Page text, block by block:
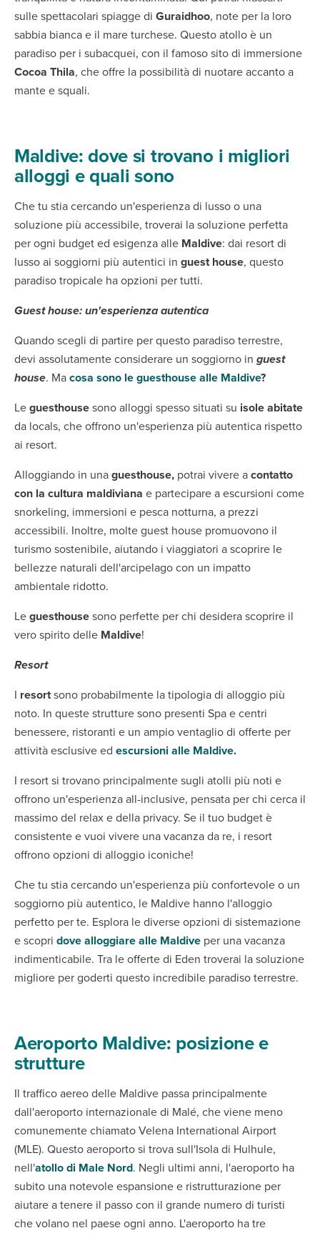
sulle spettacolari spiagge di Guraidhoo, note per la loro
sabbia bianca e il mare turchese. Questo atollo è un
paradiso per i subacquei, con il famoso sito di immersione
Cocoa Thila, che offre la possibilità di nuotare accanto a
mante e squali.
Maldive: dove si trovano i migliori
alloggi e quali sono
Che tu stia cercando un'esperienza di lusso o una
soluzione più accessibile, troverai la soluzione perfetta
per ogni budget ed esigenza alle Maldive: dai resort di
lusso ai soggiorni più autentici in guest house, questo
paradiso tropicale ha opzioni per tutti.
Guest house: un'esperienza autentica
Quando scegli di partire per questo paradiso terrestre,
devi assolutamente considerare un soggiorno in guest
house. Macosa sono le guesthouse alle Maldive?
Leguesthousesono alloggi spesso situati su isole abitate
da locals, che offrono un'esperienza più autentica rispetto
ai resort.
Alloggiando in unaguesthouse, potrai vivere acontatto
con la cultura maldiviana e partecipare a escursioni come
snorkeling, immersioni e pesca notturna, a prezzi
accessibili. Inoltre, molte guest house promuovono il
turismo sostenibile, aiutando i viaggiatori a scoprire le
bellezze naturali dell'arcipelago con un impatto
ambientale ridotto.
Leguesthousesono perfette per chi desidera scoprire il
vero spirito delle Maldive!
Resort
I resortsono probabilmente la tipologia di alloggio più
noto. In queste strutture sono presenti Spa e centri
benessere, ristoranti e un ampio ventaglio di offerte per
attività esclusive ed escursioni alle Maldive.
I resort si trovano principalmente sugli atolli più noti e
offrono un'esperienza all-inclusive, pensata per chi cerca il
massimo del relax e della privacy. Se il tuo budget è
consistente e vuoi vivere una vacanza da re, i resort
offrono opzioni di alloggio iconiche!
Che tu stia cercando un'esperienza più confortevole o un
soggiorno più autentico, le Maldive hanno l'alloggio
perfetto per te. Esplora le diverse opzioni di sistemazione
e scopri dove alloggiare alle Maldive per una vacanza
indimenticabile. Tra le offerte di Eden troverai la soluzione
migliore per goderti questo incredibile paradiso terrestre.
Aeroporto Maldive: posizione e
strutture
Il traffico aereo delle Maldive passa principalmente
dall'aeroporto internazionale di Malé, che viene meno
comunemente chiamato Velena International Airport
(MLE). Questo aeroporto si trova sull'Isola di Hulhule,
nell'atollo di Male Nord. Negli ultimi anni, l'aeroporto ha
subito una notevole espansione e ristrutturazione per
aiutare a tenere il passo con il grande numero di turisti
che volano nel paese ogni anno. L'aeroporto ha tre